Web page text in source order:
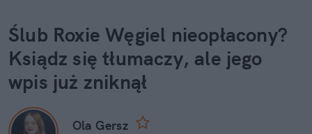
Ślub Roxie Węgiel nieopłacony?
Ksiądz się tłumaczy, ale jego
wpis już zniknął
Ola Gersz